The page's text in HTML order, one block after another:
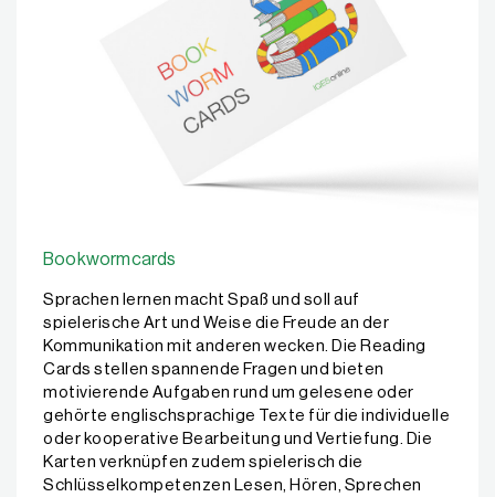
Bookwormcards
Sprachen lernen macht Spaß und soll auf
spielerische Art und Weise die Freude an der
Kommunikation mit anderen wecken. Die Reading
Cards stellen spannende Fragen und bieten
motivierende Aufgaben rund um gelesene oder
gehörte englischsprachige Texte für die individuelle
oder kooperative Bearbeitung und Vertiefung. Die
Karten verknüpfen zudem spielerisch die
Schlüsselkompetenzen Lesen, Hören, Sprechen